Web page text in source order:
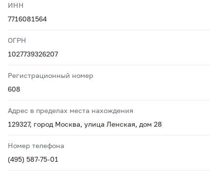
ИНН
7716081564
ОГРН
1027739326207
Регистрационный номер
608
Адрес в пределах места нахождения
129327, город Москва, улица Ленская, дом 28
Номер телефона
(495) 587-75-01